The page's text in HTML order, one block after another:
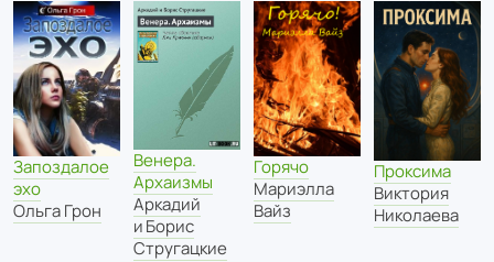
Запоздалое
эхо
Ольга Грон
Венера.
Архаизмы
Аркадий
и Борис
Стругацкие
Горячо
Мариэлла
Вайз
Проксима
Виктория
Николаева